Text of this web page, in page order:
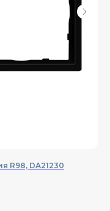
R98, DA21230